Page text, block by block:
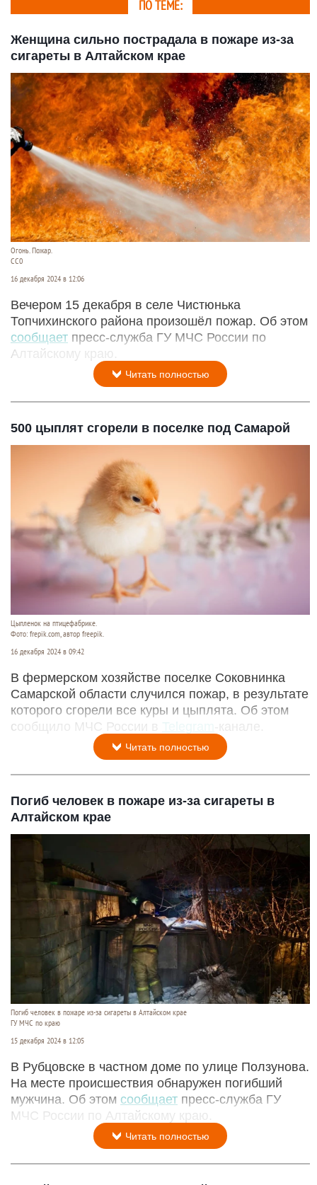
ПО ТЕМЕ:
Женщина сильно пострадала в пожаре из-за
сигареты в Алтайском крае
Огонь. Пожар.
CC0
16 декабря 2024 в 12:06
Вечером 15 декабря в селе Чистюнька
Топчихинского района произошёл пожар. Об этом
сообщает пресс-служба ГУ МЧС России по
Алтайскому краю.
Читать полностью
500 цыплят сгорели в поселке под Самарой
Цыпленок на птицефабрике.
Фото: frepik.com, автор freepik.
16 декабря 2024 в 09:42
В фермерском хозяйстве поселке Соковнинка
Самарской области случился пожар, в результате
которого сгорели все куры и цыплята. Об этом
сообщило МЧС России в Telegram -канале.
Читать полностью
Погиб человек в пожаре из-за сигареты в
Алтайском крае
Погиб человек в пожаре из-за сигареты в Алтайском крае
ГУ МЧС по краю
15 декабря 2024 в 12:05
В Рубцовске в частном доме по улице Ползунова.
На месте происшествия обнаружен погибший
мужчина. Об этом сообщает пресс-служба ГУ
МЧС России по Алтайскому краю.
Читать полностью